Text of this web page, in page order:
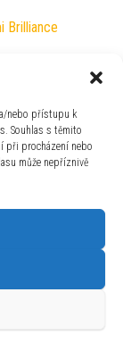
nebo přístupu k
Souhlas s těmito
při procházení nebo
může nepříznivě
Brilliance
oceli pro